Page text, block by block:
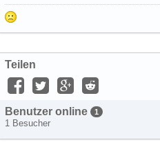
Teilen
Benutzer online 1
1 Besucher